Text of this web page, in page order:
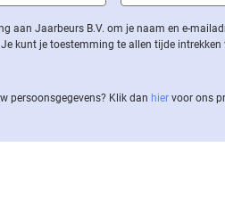
aan Jaarbeurs B.V. om je naam en e-
kunt je toestemming te allen tijde
per­soons­ge­ge­vens? Klik dan hier voor ons